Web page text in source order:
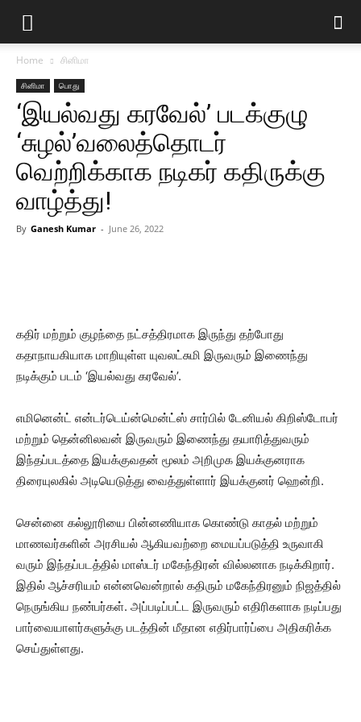
Home சினிமா
சினிமா பொது
‘இயல்வது கரவேல்’ படக்குழு
‘சுழல்’வலைத்தொடர்
வெற்றிக்காக நடிகர் கதிருக்கு
வாழ்த்து!
By Ganesh Kumar - June 26, 2022
கதிர் மற்றும் குழந்தை நட்சத்திரமாக இருந்து தற்போது
கதாநாயகியாக மாறியுள்ள யுவலட்சுமி இருவரும் இணைந்து
நடிக்கும் படம் ‘இயல்வது கரவேல்’.
எமினென்ட் என்டர்டெய்ன்மென்ட்ஸ் சார்பில் டேனியல் கிறிஸ்டோபர்
மற்றும் தென்னிலவன் இருவரும் இணைந்து தயாரித்துவரும்
இந்தப்படத்தை இயக்குவதன் மூலம் அறிமுக இயக்குனராக
திரையுலகில் அடியெடுத்து வைத்துள்ளார் இயக்குனர் ஹென்றி.
சென்னை கல்லூரியை பின்னணியாக கொண்டு காதல் மற்றும்
மாணவர்களின் அரசியல் ஆகியவற்றை மையப்படுத்தி உருவாகி
வரும் இந்தப்படத்தில் மாஸ்டர் மகேந்திரன் வில்லனாக நடிக்கிறார்.
இதில் ஆச்சரியம் என்னவென்றால் கதிரும் மகேந்திரனும் நிஜத்தில்
நெருங்கிய நண்பர்கள். அப்படிப்பட்ட இருவரும் எதிரிகளாக நடிப்பது
பார்வையாளர்களுக்கு படத்தின் மீதான எதிர்பார்ப்பை அதிகரிக்க
செய்துள்ளது.